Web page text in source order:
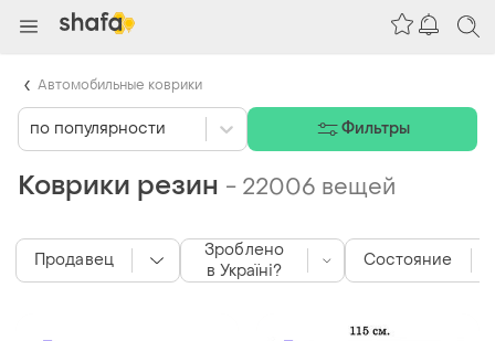
Коврики резин - 22006 вещей
Продавец
Зроблено
в Україні?
Состояние
по популярности Фильтры
Автомобильные коврики